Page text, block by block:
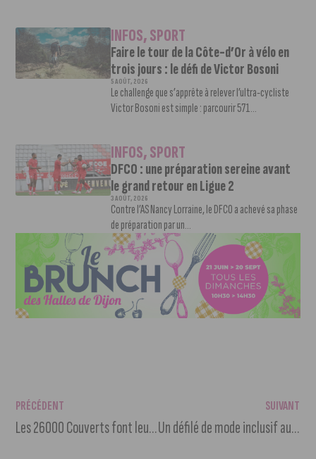
INFOS,SPORT
Faire le tour de la Côte-d’Or à vélo en
trois jours : le défi de Victor Bosoni
5 AOÛT, 2026
Le challenge que s’apprête à relever l’ultra-cycliste
Victor Bosoni est simple : parcourir 571...
INFOS,SPORT
DFCO : une préparation sereine avant
le grand retour en Ligue 2
3 AOÛT, 2026
Contre l’AS Nancy Lorraine, le DFCO a achevé sa phase
de préparation par un...
PRÉCÉDENT
Les 26000 Couverts font leur grand retour à Dijon !
SUIVANT
Un défilé de mode inclusif au Château d’Arcelot